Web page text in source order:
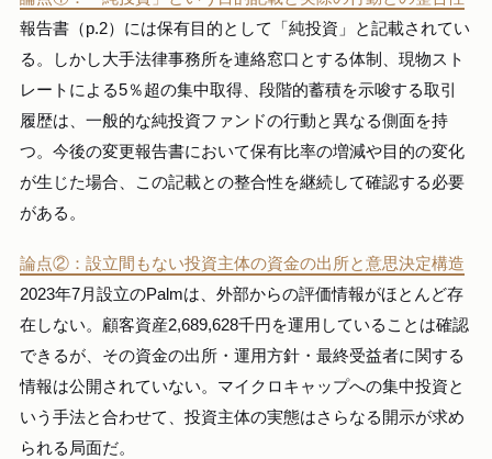
報告書（p.2）には保有目的として「純投資」と記載されてい
る。しかし大手法律事務所を連絡窓口とする体制、現物スト
レートによる5％超の集中取得、段階的蓄積を示唆する取引
履歴は、一般的な純投資ファンドの行動と異なる側面を持
つ。今後の変更報告書において保有比率の増減や目的の変化
が生じた場合、この記載との整合性を継続して確認する必要
がある。
論点②：設立間もない投資主体の資金の出所と意思決定構造
2023年7月設立のPalmは、外部からの評価情報がほとんど存
在しない。顧客資産2,689,628千円を運用していることは確認
できるが、その資金の出所・運用方針・最終受益者に関する
情報は公開されていない。マイクロキャップへの集中投資と
いう手法と合わせて、投資主体の実態はさらなる開示が求め
られる局面だ。